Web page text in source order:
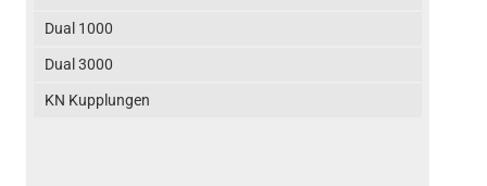
Dual 1000
Dual 3000
KN Kupplungen